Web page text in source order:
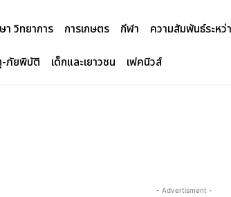
า วิทยาการ การเกษตร กีฬา
ความสัมพันธ์ระหว่
-ภัยพิบัติ เด็กและเยาวชน เฟคนิวส์
- Advertisment -